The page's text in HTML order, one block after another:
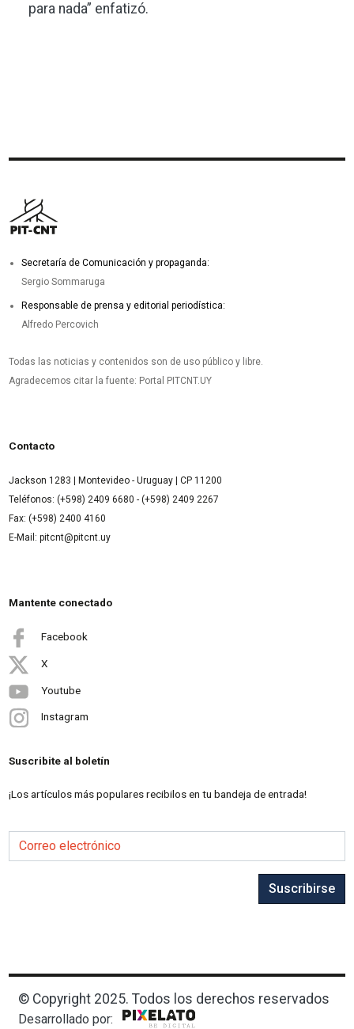
para nada” enfatizó.
Secretaría de Comunicación y propaganda:
Sergio Sommaruga
Responsable de prensa y editorial periodística:
Alfredo Percovich
Todas las noticias y contenidos son de uso público y libre.
Agradecemos citar la fuente: Portal PITCNT.UY
Contacto
Jackson 1283 | Montevideo - Uruguay | CP 11200
Teléfonos: (+598) 2409 6680 - (+598) 2409 2267
Fax: (+598) 2400 4160
E-Mail: pitcnt@pitcnt.uy
Mantente conectado
Facebook
X
Youtube
Instagram
Suscribite al boletín
¡Los artículos más populares recibilos en tu bandeja de entrada!
Correo electrónico
Suscribirse
© Copyright 2025. Todos los derechos reservados
Desarrollado por: